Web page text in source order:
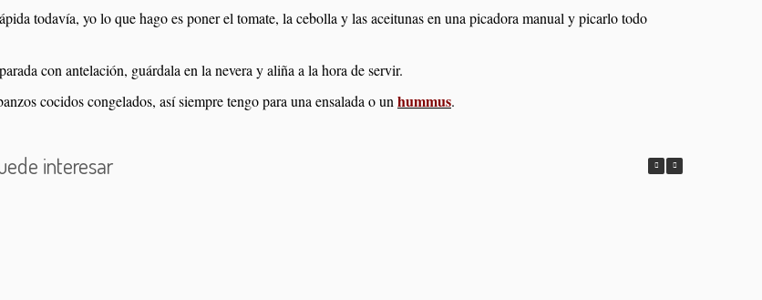
todavía, yo lo que hago es poner el tomate, la cebolla y las aceitunas en una picadora manual y picarlo todo
con antelación, guárdala en la nevera y aliña a la hora de servir.
cocidos congelados, así siempre tengo para una ensalada o un hummus.
interesar